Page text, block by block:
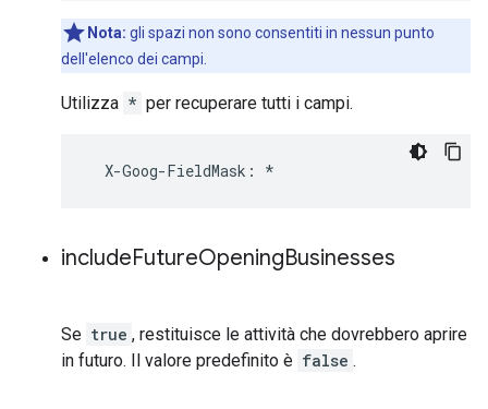
Nota: gli spazi non sono consentiti in nessun punto
dell'elenco dei campi.
Utilizza * per recuperare tutti i campi.
X-Goog-FieldMask : *
includeFutureOpeningBusinesses
Se true , restituisce le attività che dovrebbero aprire
in futuro. Il valore predefinito è false .